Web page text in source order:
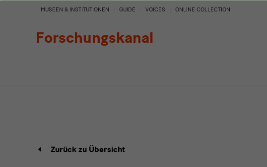
Forschungskanal
Detail
MUSEEN & INSTITUTIONEN GUIDE VOICES ONLINE COLLECTION
Projekt
Zurück zu Übersicht